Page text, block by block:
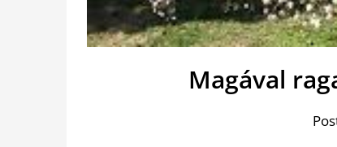
Magával